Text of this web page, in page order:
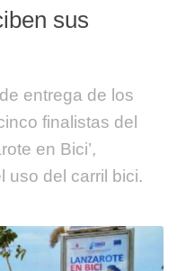
sus
entrega de los
finalistas del
en Bici’,
uso del carril bici.